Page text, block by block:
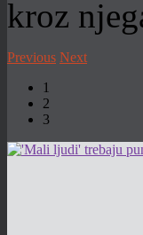
kroz
Previous Next
1
2
3